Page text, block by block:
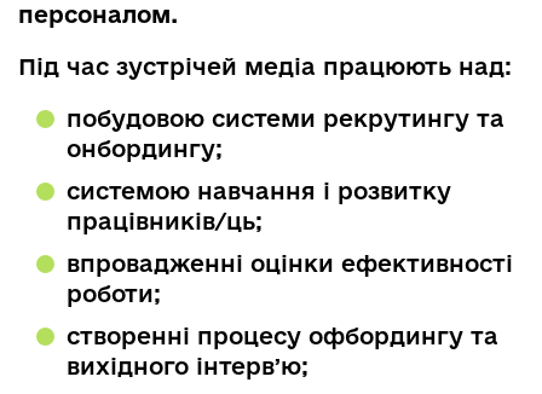
персоналом.
Під час зустрічей медіа працюють над:
побудовою системи рекрутингу та
онбордингу;
системою навчання і розвитку
працівників/ць;
впровадженні оцінки ефективності
роботи;
створенні процесу офбордингу та
вихідного інтервʼю;